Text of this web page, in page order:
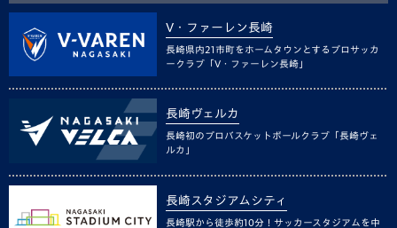
V・ファーレン長崎
長崎県内21市町をホームタウンとするプロサッカ
ークラブ「V・ファーレン長崎」
長崎ヴェルカ
長崎初のプロバスケットボールクラブ「長崎ヴェ
ルカ」
長崎スタジアムシティ
長崎駅から徒歩約10分！サッカースタジアムを中